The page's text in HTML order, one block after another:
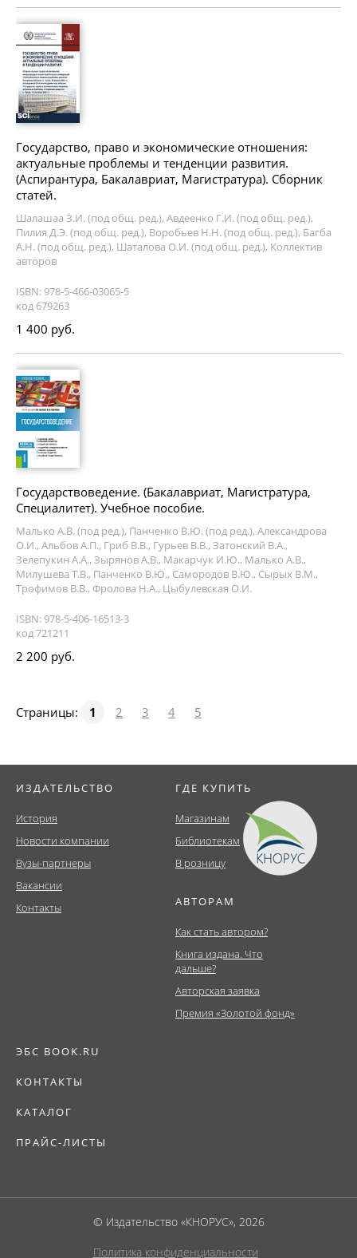
Государство, право и экономические отношения:
актуальные проблемы и тенденции развития.
(Аспирантура, Бакалавриат, Магистратура). Сборник
статей.
Шалашаа З.И. (под общ. ред.), Авдеенко Г.И. (под общ. ред.),
Пилия Д.Э. (под общ. ред.), Воробьев Н.Н. (под общ. ред.), Багба
А.Н. (под общ. ред.), Шаталова О.И. (под общ. ред.), Коллектив
авторов
ISBN: 978-5-466-03065-5
код 679263
1 400 руб.
Государствоведение. (Бакалавриат, Магистратура,
Специалитет). Учебное пособие.
Малько А.В. (под ред.), Панченко В.Ю. (под ред.), Александрова
О.И., Альбов А.П., Гриб В.В., Гурьев В.В., Затонский В.А.,
Зелепукин А.А., Зырянов А.В., Макарчук И.Ю., Малько А.В.,
Милушева Т.В., Панченко В.Ю., Самородов В.Ю., Сырых В.М.,
Трофимов В.В., Фролова Н.А., Цыбулевская О.И.
ISBN: 978-5-406-16513-3
код 721211
2 200 руб.
Страницы: 1 2 3 4 5
ИЗДАТЕЛЬСТВО
История
Новости компании
Вузы-партнеры
Вакансии
Контакты
ГДЕ КУПИТЬ
Магазинам
Библиотекам
В розницу
АВТОРАМ
Как стать автором?
Книга издана. Что
дальше?
Авторская заявка
Премия «Золотой фонд»
ЭБС BOOK.RU
КОНТАКТЫ
КАТАЛОГ
ПРАЙС-ЛИСТЫ
© Издательство «КНОРУС», 2026
Политика конфиденциальности